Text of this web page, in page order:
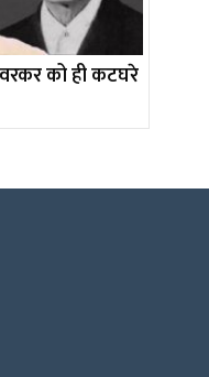
को ही कटघरे